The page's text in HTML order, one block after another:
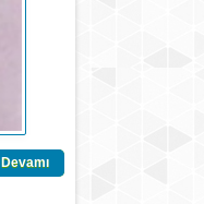
Devamı